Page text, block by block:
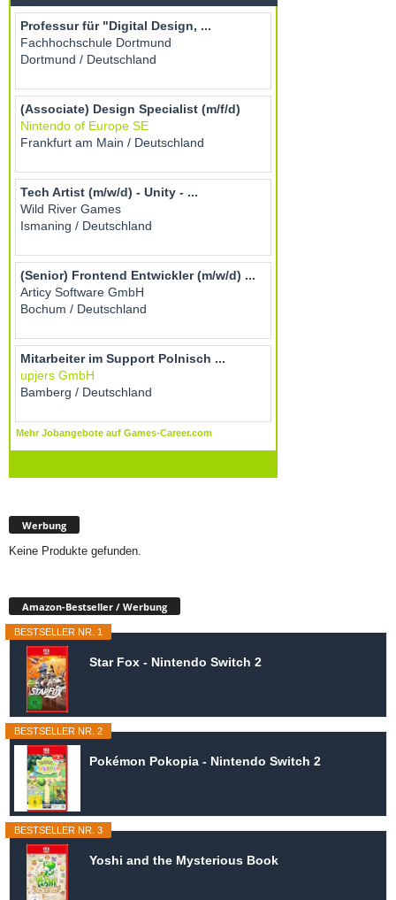
Werbung
Keine Produkte gefunden.
Amazon-Bestseller / Werbung
BESTSELLER NR. 1
Star Fox - Nintendo Switch 2
BESTSELLER NR. 2
Pokémon Pokopia - Nintendo Switch 2
BESTSELLER NR. 3
Yoshi and the Mysterious Book